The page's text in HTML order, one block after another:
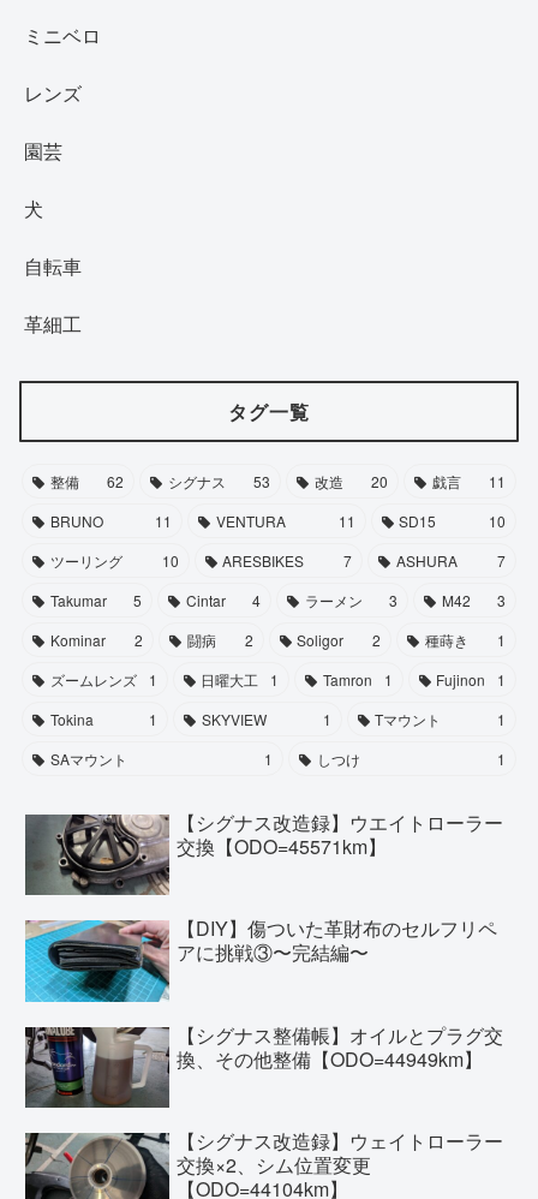
ミニベロ
レンズ
園芸
犬
自転車
革細工
タグ一覧
整備 62 シグナス 53 改造 20 戯言
11
BRUNO
11 VENTURA 11 SD15
10
ツーリング
10 ARESBIKES 7 ASHURA
7
Takumar
5 Cintar 4 ラーメン 3 M42
3
Kominar
2 闘病 2 Soligor 2 種蒔き
1
ズームレンズ
1 日曜大工 1 Tamron 1 Fujinon
1
Tokina
1 SKYVIEW 1 Tマウント
1
SAマウント
1 しつけ 1
【シグナス改造録】ウエイトローラー
交換【ODO=45571km】
【DIY】傷ついた革財布のセルフリペ
アに挑戦③〜完結編〜
【シグナス整備帳】オイルとプラグ交
換、その他整備【ODO=44949km】
【シグナス改造録】ウェイトローラー
交換×2、シム位置変更
【ODO=44104km】